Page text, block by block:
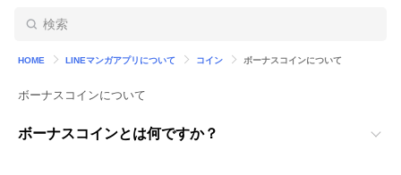
HOME LINEマンガアプリについて コイン ボーナスコインについて
ボーナスコインについて
ボーナスコインとは何ですか？